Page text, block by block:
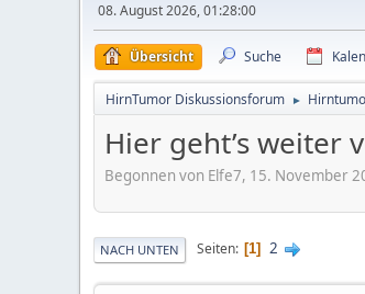
08. August 2026, 01:28:00
Übersicht Suche
HirnTumor Diskussionsforum ►
Hier geht’s weiter
Begonnen von Elfe7, 15. November
NACH UNTEN Seiten 1 2